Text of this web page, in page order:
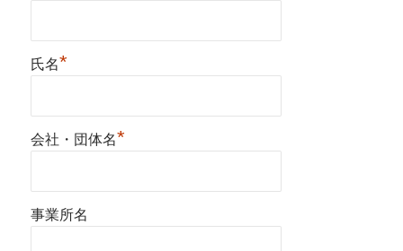
氏名*
会社・団体名*
事業所名